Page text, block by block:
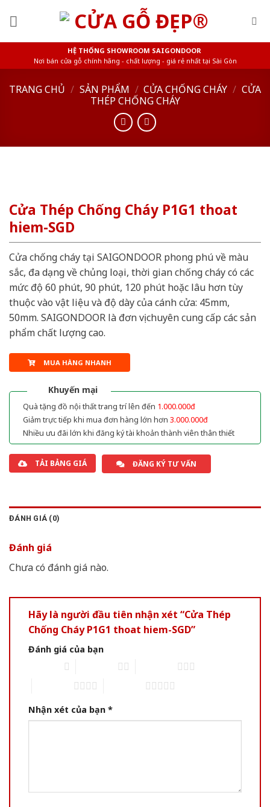
HỆ THỐNG SHOWROOM SAIGONDOOR
Nơi bán cửa gỗ chính hãng - chất lượng - giá rẻ nhất tại Sài Gòn
TRANG CHỦ / SẢN PHẨM / CỬA CHỐNG CHÁY / CỬA
THÉP CHỐNG CHÁY
Cửa Thép Chống Cháy P1G1 thoat
hiem-SGD
Cửa chống cháy tại SAIGONDOOR phong phú về màu
sắc, đa dạng về chủng loại, thời gian chống cháy có các
mức độ 60 phút, 90 phút, 120 phút hoặc lâu hơn tùy
thuộc vào vật liệu và độ dày của cánh cửa: 45mm,
50mm. SAIGONDOOR là đơn vị chuyên cung cấp các sản
phẩm chất lượng cao.
MUA HÀNG NHANH
Khuyến mại
Quà tặng đồ nội thất trang trí lên đến 1.000.000đ
Giảm trực tiếp khi mua đơn hàng lớn hơn 3.000.000đ
Nhiều ưu đãi lớn khi đăng ký tài khoản thành viên thân thiết
TẢI BẢNG GIÁ ĐĂNG KÝ TƯ VẤN
ĐÁNH GIÁ (0)
Đánh giá
Chưa có đánh giá nào.
Hãy là người đầu tiên nhận xét “Cửa Thép
Chống Cháy P1G1 thoat hiem-SGD”
Đánh giá của bạn
Nhận xét của bạn *